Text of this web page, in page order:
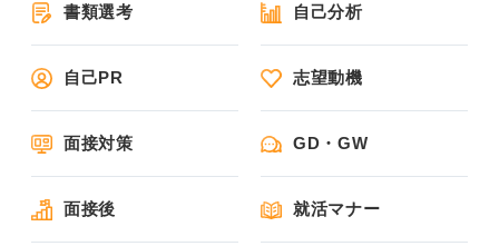
書類選考 自己分析
自己PR 志望動機
面接対策 GD・GW
面接後 就活マナー